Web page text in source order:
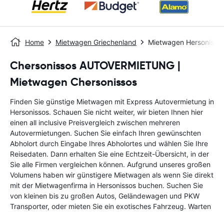
Home Mietwagen Griechenland Mietwagen
Chersonissos AUTOVERMIETUNG |
Mietwagen Chersonissos
Finden Sie günstige Mietwagen mit Express Autovermietung in
Hersonissos. Schauen Sie nicht weiter, wir bieten Ihnen hier
einen all inclusive Preisvergleich zwischen mehreren
Autovermietungen. Suchen Sie einfach Ihren gewünschten
Abholort durch Eingabe Ihres Abholortes und wählen Sie Ihre
Reisedaten. Dann erhalten Sie eine Echtzeit-Übersicht, in der
Sie alle Firmen vergleichen können. Aufgrund unseres großen
Volumens haben wir günstigere Mietwagen als wenn Sie direkt
mit der Mietwagenfirma in Hersonissos buchen. Suchen Sie
von kleinen bis zu großen Autos, Geländewagen und PKW
Transporter, oder mieten Sie ein exotisches Fahrzeug. Warten